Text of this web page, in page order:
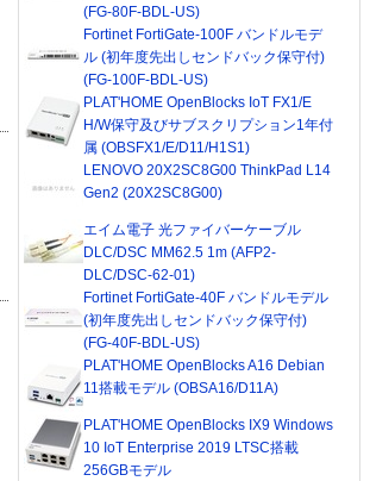
(FG-80F-BDL-US)
Fortinet FortiGate-100F バンドルモデ
ル (初年度先出しセンドバック保守付)
(FG-100F-BDL-US)
PLAT'HOME OpenBlocks IoT FX1/E
H/W保守及びサブスクリプション1年付
属 (OBSFX1/E/D11/H1S1)
LENOVO 20X2SC8G00 ThinkPad L14
Gen2 (20X2SC8G00)
エイム電子 光ファイバーケーブル
DLC/DSC MM62.5 1m (AFP2-
DLC/DSC-62-01)
Fortinet FortiGate-40F バンドルモデル
(初年度先出しセンドバック保守付)
(FG-40F-BDL-US)
PLAT'HOME OpenBlocks A16 Debian
11搭載モデル (OBSA16/D11A)
PLAT'HOME OpenBlocks IX9 Windows
10 IoT Enterprise 2019 LTSC搭載
256GBモデル